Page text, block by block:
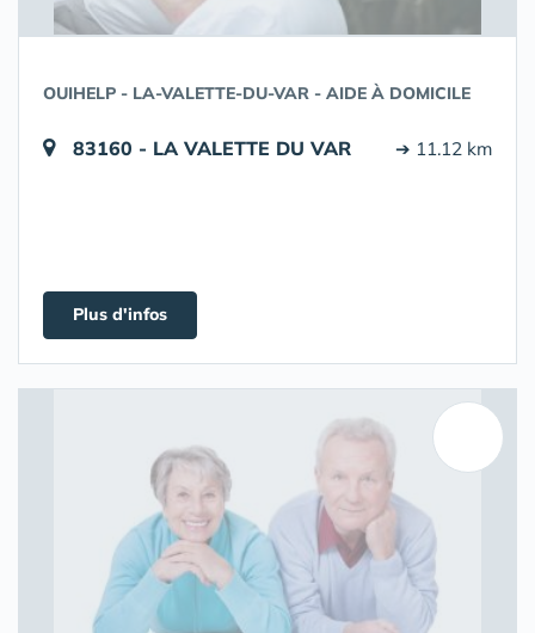
OUIHELP - LA-VALETTE-DU-VAR - AIDE À DOMICILE
83160 - LA VALETTE DU VAR ➔ 11.12 km
Plus d'infos